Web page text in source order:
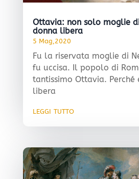
Ottavia: non solo moglie
donna libera
5 Mag,2020
Fu la riservata moglie di
fu uccisa. Il popolo di
tantissimo Ottavia. Perché
libera
leggi tutto